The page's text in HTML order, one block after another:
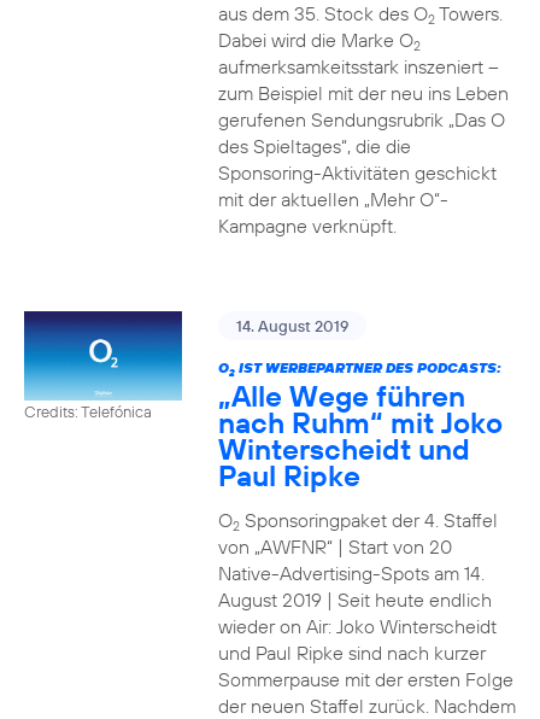
aus dem 35. Stock des O2Towers.
Dabei wird die Marke O2
aufmerksamkeitsstark inszeniert –
zum Beispiel mit der neu ins Leben
gerufenen Sendungsrubrik „Das O
des Spieltages“, die die
Sponsoring-Aktivitäten geschickt
mit der aktuellen „Mehr O“-
Kampagne verknüpft.
Credits: Telefónica
14. August 2019
O2IST WERBEPARTNER DES PODCASTS:
„Alle Wege führen
nach Ruhm“ mit Joko
Winterscheidt und
Paul Ripke
O2Sponsoringpaket der 4. Staffel
von „AWFNR“ | Start von 20
Native-Advertising-Spots am 14.
August 2019 | Seit heute endlich
wieder on Air: Joko Winterscheidt
und Paul Ripke sind nach kurzer
Sommerpause mit der ersten Folge
der neuen Staffel zurück. Nachdem